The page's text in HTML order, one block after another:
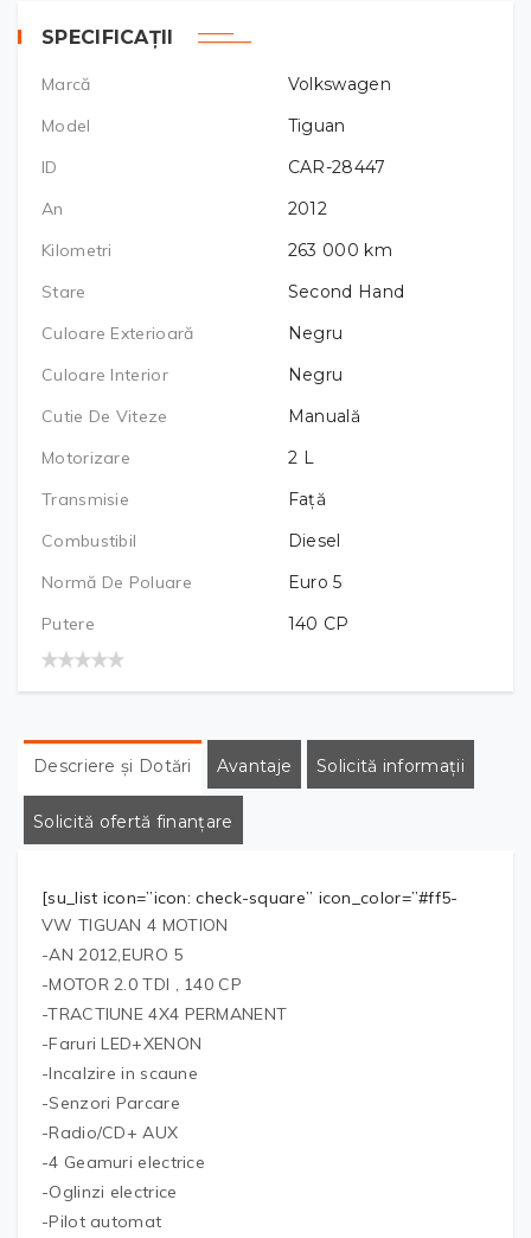
SPECIFICAȚII
Marcă
Volkswagen
Model
Tiguan
ID
CAR-28447
An
2012
Kilometri
263 000 km
Stare
Second Hand
Culoare Exterioară
Negru
Culoare Interior
Negru
Cutie De Viteze
Manuală
Motorizare
2 L
Transmisie
Față
Combustibil
Diesel
Normă De Poluare
Euro 5
Putere
140 CP
Descriere și Dotări Avantaje Solicită informații
Solicită ofertă finanțare
[su_list icon=”icon: check-square” icon_color=”#ff5-
VW TIGUAN 4 MOTION
-AN 2012,EURO 5
-MOTOR 2.0 TDI , 140 CP
-TRACTIUNE 4X4 PERMANENT
-Faruri LED+XENON
-Incalzire in scaune
-Senzori Parcare
-Radio/CD+ AUX
-4 Geamuri electrice
-Oglinzi electrice
-Pilot automat